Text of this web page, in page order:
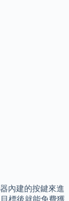
內建的按鍵來進
標後就能免費獲